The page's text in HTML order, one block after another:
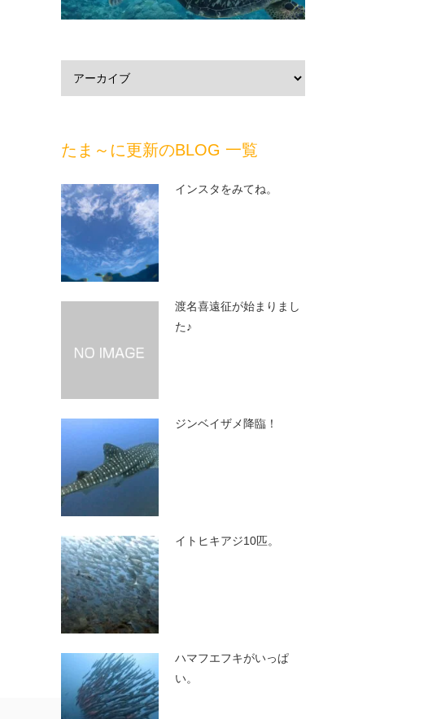
たま～に更新のBLOG 一覧
インスタをみてね。
渡名喜遠征が始まりまし
た♪
ジンベイザメ降臨！
イトヒキアジ10匹。
ハマフエフキがいっぱ
い。